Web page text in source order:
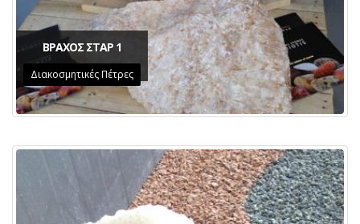
ΒΡΑΧΟΣ ΣΤΑΡ 1
Διακοσμητικές Πέτρες